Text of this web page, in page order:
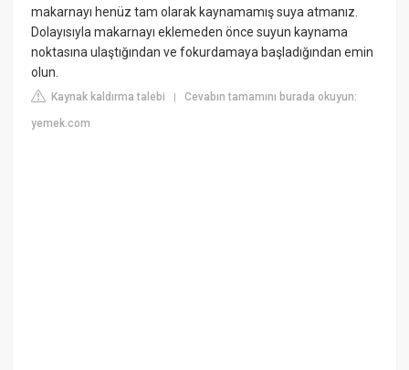
makarnayı henüz tam olarak kaynamamış suya atmanız.
Dolayısıyla makarnayı eklemeden önce suyun kaynama
noktasına ulaştığından ve fokurdamaya başladığından emin
olun.
Kaynak kaldırma talebi |Cevabın tamamını burada okuyun:
yemek.com